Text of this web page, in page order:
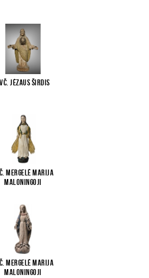
Jėzaus Širdis
Mergelė Marija
Maloningoji
Mergelė Marija
Maloningoji